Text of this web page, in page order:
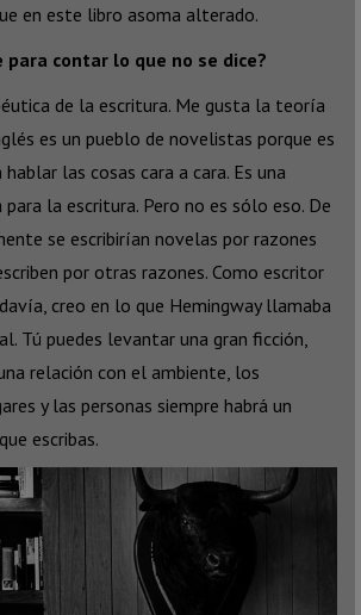
en este libro asoma alterado.
contar lo que no se dice?
de la escritura. Me gusta la teoría
es un pueblo de novelistas porque es
las cosas cara a cara. Es una
la escritura. Pero no es sólo eso. De
se escribirían novelas por razones
por otras razones. Como escritor
creo en lo que Hemingway llamaba
Tú puedes levantar una gran ficción,
relación con el ambiente, los
y las personas siempre habrá un
escribas.